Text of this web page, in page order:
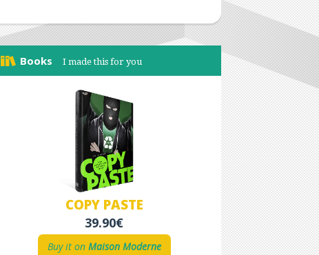
Books I made this for you
COPY PASTE
39.90€
Buy it on Maison Moderne